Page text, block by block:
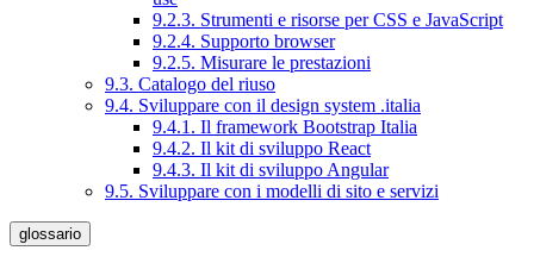
9.2.3. Strumenti e risorse per CSS e JavaScript
9.2.4. Supporto browser
9.2.5. Misurare le prestazioni
9.3. Catalogo del riuso
9.4. Sviluppare con il design system .italia
9.4.1. Il framework Bootstrap Italia
9.4.2. Il kit di sviluppo React
9.4.3. Il kit di sviluppo Angular
9.5. Sviluppare con i modelli di sito e servizi
glossario